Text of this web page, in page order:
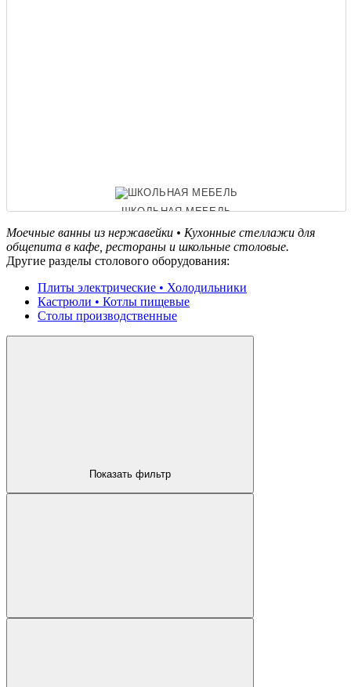
ШКОЛЬНАЯ МЕБЕЛЬ
ОФИСНЫЕ ДИВАНЫ
Моечные ванны из нержавейки • Кухонные стеллажи для
общепита в кафе, рестораны и школьные столовые.
Другие разделы столового оборудования:
Плиты электрические • Холодильники
Кастрюли • Котлы пищевые
Столы производственные
Показать фильтр